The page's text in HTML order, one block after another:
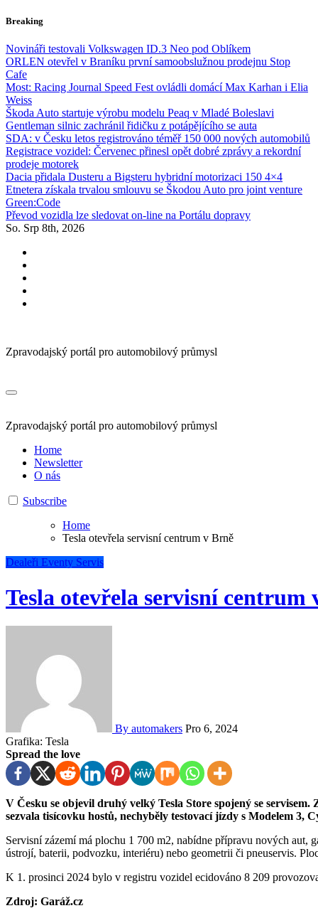
Skip
content
Breaking
Novináři testovali Volkswagen ID.3 Neo pod Oblíkem
ORLEN otevřel v Braníku první samoobslužnou prodejnu Stop
Cafe
Most: Racing Journal Speed Fest ovládli domácí Max Karhan i Elia
Weiss
Škoda Auto startuje výrobu modelu Peaq v Mladé Boleslavi
Gentleman silnic zachránil řidičku z potápějícího se auta
SDA: v Česku letos registrováno téměř 150 000 nových automobilů
Registrace vozidel: Červenec přinesl opět dobré zprávy a rekordní
prodeje motorek
Dacia přidala Dusteru a Bigsteru hybridní motorizaci 150 4×4
Etnetera získala trvalou smlouvu se Škodou Auto pro joint venture
Green:Code
Převod vozidla lze sledovat on-line na Portálu dopravy
So. Srp 8th, 2026
Zpravodajský portál pro automobilový průmysl
Zpravodajský portál pro automobilový průmysl
Home
Newsletter
O nás
Subscribe
Home
Tesla otevřela servisní centrum v Brně
Dealeři Eventy Servis
Tesla otevřela servisní centrum
By automakers Pro 6, 2024
Grafika: Tesla
Spread the love
Česku se objevil druhý velký Tesla Store spojený se
sezvala tisícovku hostů, nechyběly testovací jízdy s Modelem 3,
Servisní zázemí má plochu 1 700 m2, nabídne přípravu nových aut,
ústrojí, baterii, podvozku, interiéru) nebo geometrii či pneuservis.
K 1. prosinci 2024 bylo v registru vozidel ecidováno 8 209
Zdroj: Garáž.cz